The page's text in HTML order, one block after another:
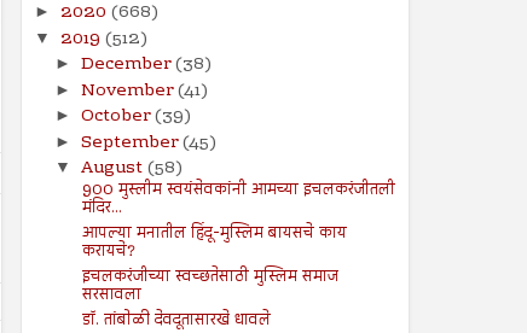
► 2020 (668)
▼ 2019 (512)
► December(38)
► November(41)
► October(39)
► September(45)
▼ August(58)
900 मुस्लीम स्वयंसेवकांनी आमच्या इचलकरंजीतली
मंदिर...
आपल्या मनातील हिंदू-मुस्लिम बायसचे काय
करायचे?
इचलकरंजीच्या स्वच्छतेसाठी मुस्लिम समाज
सरसावला
डॉ. तांबोळी देवदूतासारखे धावले